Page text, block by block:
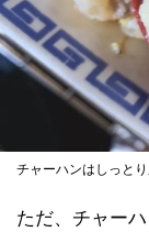
チャーハンはしっと
ただ、チャー